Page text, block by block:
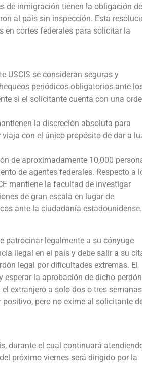
de inmigración tienen la obligación de
al país sin inspección. Esta
en cortes federales para solicitar la
USCIS se consideran seguras y
periódicos obligatorios ante
si el solicitante cuenta con una
la discreción absoluta para
con el único propósito de dar a
de aproximadamente 10,000
de agentes federales. Respecto a
mantiene la facultad de investigar
de gran escala en lugar de
ante la ciudadanía estadounidense.
patrocinar legalmente a su cónyuge
ilegal en el país y debe salir a su
legal por dificultades extremas. El
esperar la aprobación de dicho perdón
extranjero a solo dos o tres
pero no exime al solicitante
durante el cual continuará
próximo viernes será dirigido por la